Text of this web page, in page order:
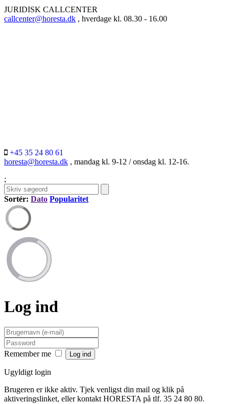
JURIDISK CALLCENTER
callcenter@horesta.dk , hverdage kl. 08.30 - 16.00
+45 35 24 80 61
horesta@horesta.dk , mandag kl. 9-12 / onsdag kl. 12-16.
;
Sortér: Dato Popularitet
Log ind
Remember me
Ugyldigt login
Brugeren er ikke aktiv. Tjek venligst din mail og klik på
aktiveringslinket, eller kontakt HORESTA på tlf. 35 24 80 80.